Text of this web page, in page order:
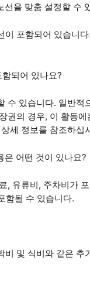
을 맞춤 설정할 수
포함되어 있습니
되어 있나요?
수 있습니다. 일반
권의 경우, 이 활동
세 정보를 참조하십
은 어떤 것이 있나요?
, 유류비, 주차비가
함될 수 있습니다.
및 식비와 같은